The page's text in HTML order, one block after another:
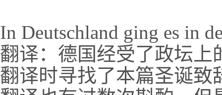
In Deutschland ging es in
翻译：德国经受了政坛上
翻译时寻找了本篇圣诞致